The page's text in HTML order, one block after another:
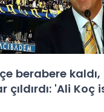
berabere kaldı,
'Ali Koç